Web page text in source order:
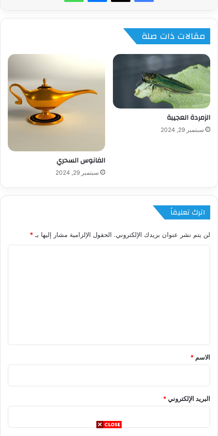
مقالات ذات صلة
الزمردة العجيبة
سبتمبر 29, 2024
الفانوس السحري
سبتمبر 29, 2024
اترك تعليقاً
لن يتم نشر عنوان بريدك الإلكتروني. الحقول الإلزامية مشار إليها بـ *
*
الاسم *
البريد الإلكتروني*